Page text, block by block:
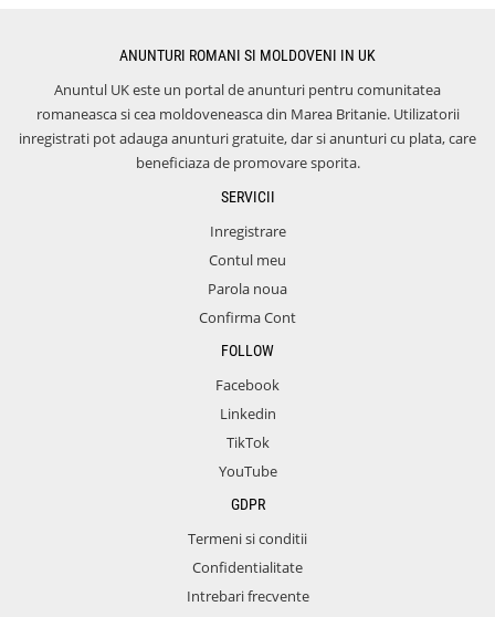
ANUNTURI ROMANI SI MOLDOVENI IN UK
Anuntul UK este un portal de anunturi pentru comunitatea
romaneasca si cea moldoveneasca din Marea Britanie. Utilizatorii
inregistrati pot adauga anunturi gratuite, dar si anunturi cu plata, care
beneficiaza de promovare sporita.
SERVICII
Inregistrare
Contul meu
Parola noua
Confirma Cont
FOLLOW
Facebook
Linkedin
TikTok
YouTube
GDPR
Termeni si conditii
Confidentialitate
Intrebari frecvente